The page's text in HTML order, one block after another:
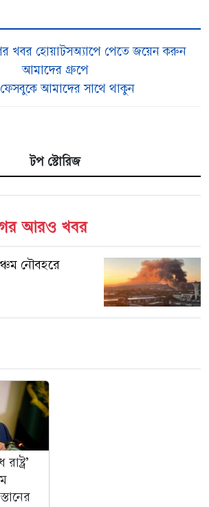
টপ স্টোরিজ
খবর হোয়াটসঅ্যাপে পেতে জয়েন করুন
আমাদের গ্রুপে
ফেসবুকে আমাদের সাথে থাকুন
আরও খবর
নৌবহরে